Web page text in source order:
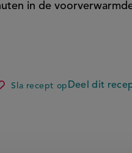
in de
Sla recept op
lasagne
Deel dit